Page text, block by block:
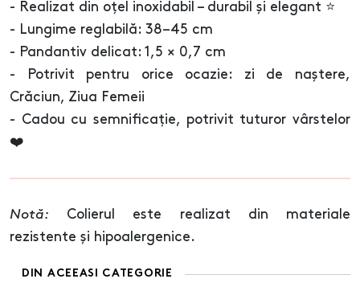
- Realizat din oțel inoxidabil – durabil și elegant ⭐
- Lungime reglabilă: 38–45 cm
- Pandantiv delicat: 1,5 × 0,7 cm
- Potrivit pentru orice ocazie: zi de naștere,
Crăciun, Ziua Femeii
- Cadou cu semnificație, potrivit tuturor vârstelor
❤️
Notă: Colierul este realizat din materiale
rezistente și hipoalergenice.
DIN ACEEASI CATEGORIE